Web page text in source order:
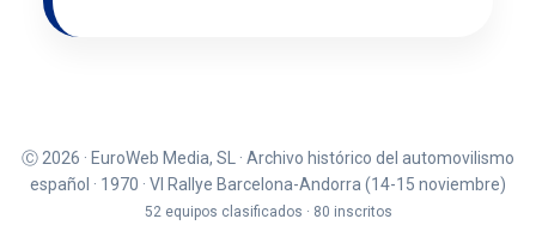
Ⓒ 2026 · EuroWeb Media, SL · Archivo histórico del automovilismo
español · 1970 · VI Rallye Barcelona-Andorra (14-15 noviembre)
52 equipos clasificados · 80 inscritos